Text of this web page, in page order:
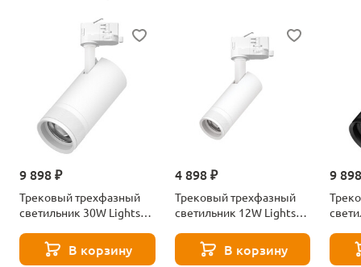
9 898 ₽
Трековый трехфазный
светильник 30W Lightstar
В корзину
4 898 ₽
Трековый трехфазный
светильник 12W Lightstar
В корзину
9